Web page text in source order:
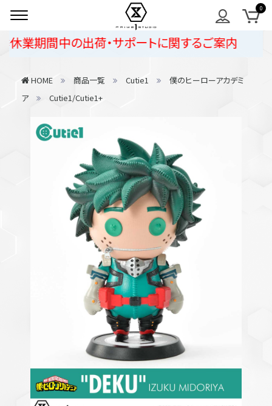
期間中の出荷・サポートに関するご案内
HOME 商品一覧 Cutie1
僕のヒーローアカデミ
ア
Cutie1/Cutie1+